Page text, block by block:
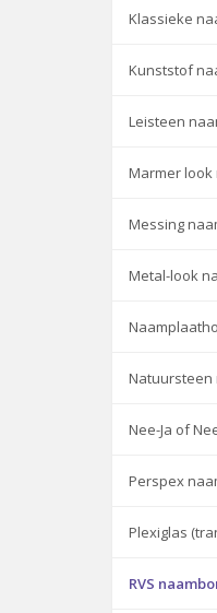
Klassieke
Kunststof
Leisteen
Marmer
Messing
Metal-look
Natuursteen
Nee-Ja of
Perspex
Plexiglas
RVS